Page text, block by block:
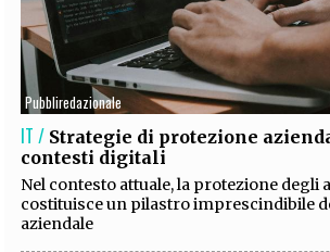
Pubbliredazionale
IT / Strategie di protezione
contesti digitali
Nel contesto attuale, la protezione degli
costituisce un pilastro imprescindibile
aziendale